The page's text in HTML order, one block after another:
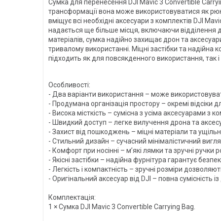
Сумка для перенесення DJI Mavic 3 Convertible
трансформації вона може використовуватися як
вміщує всі необхідні аксесуари з комплектів DJI
надається ще більше місця, включаючи відділення
матеріалів, сумка надійно захищає дрон та
тривалому використанні. Міцні застібки та надійна
підходить як для повсякденного використання,
Особливості:
- Два варіанти використання – може
- Продумана організація простору – окремі відсіки
- Висока місткість – сумісна з усіма аксесуарами з
- Швидкий доступ – легке вилучення дрона та
- Захист від пошкоджень – міцні матеріали та
- Стильний дизайн – сучасний мінімалістичний
- Комфорт при носінні – м’які лямки та зручні
- Якісні застібки – надійна фурнітура гарантує
- Легкість і компактність – зручні розміри
- Оригінальний аксесуар від DJI – повна сумісність
Комплектація:
1 × Сумка DJI Mavic 3 Convertible Carrying Bag.